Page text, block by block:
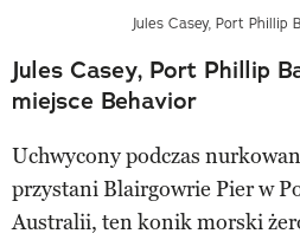
Jules Casey, Port Phillip
Jules Casey, Port Phillip
miejsce Behavior
Uchwycony podczas
przystani Blairgowrie Pier w
Australii, ten konik morski